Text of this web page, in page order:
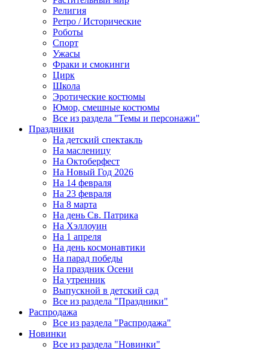
Религия
Ретро / Исторические
Роботы
Спорт
Ужасы
Фраки и смокинги
Цирк
Школа
Эротические костюмы
Юмор, смешные костюмы
Все из раздела "Темы и персонажи"
Праздники
На детский спектакль
На масленицу
На Октоберфест
На Новый Год 2026
На 14 февраля
На 23 февраля
На 8 марта
На день Св. Патрика
На Хэллоуин
На 1 апреля
На день космонавтики
На парад победы
На праздник Осени
На утренник
Выпускной в детский сад
Все из раздела "Праздники"
Распродажа
Все из раздела "Распродажа"
Новинки
Все из раздела "Новинки"